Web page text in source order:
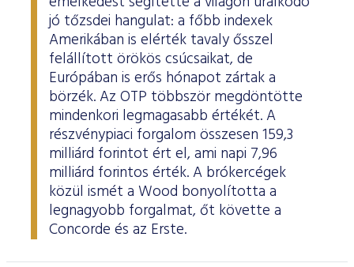
jó tőzsdei hangulat: a főbb indexek
Amerikában is elérték tavaly ősszel
felállított örökös csúcsaikat, de
Európában is erős hónapot zártak a
börzék. Az OTP többször megdöntötte
mindenkori legmagasabb értékét. A
részvénypiaci forgalom összesen 159,3
milliárd forintot ért el, ami napi 7,96
milliárd forintos érték. A brókercégek
közül ismét a Wood bonyolította a
legnagyobb forgalmat, őt követte a
Concorde és az Erste.